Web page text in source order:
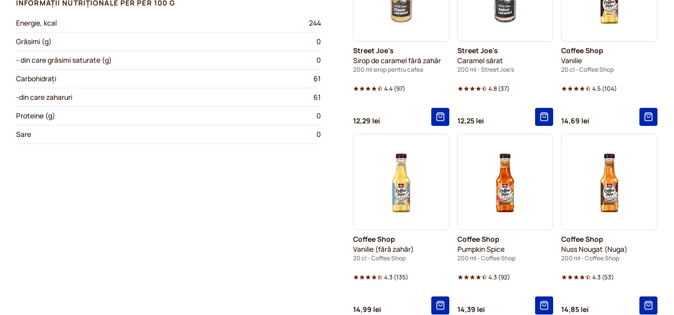
Street Joe's
Sirop de caramel fără zahăr
200 ml sirop pentru cafea
4.4(97)
12,29 lei
Street Joe's
Caramel sărat
200 ml - Street Joe's
4.8(37)
12,25 lei
Coffee Shop
Vanilie
20 cl - Coffee Shop
4.5(104)
14,69 lei
Coffee Shop
Vanilie (fără zahăr)
20 cl - Coffee Shop
4.3 (135)
14,99 lei
Coffee Shop
Pumpkin Spice
200 ml - Coffee Shop
4.3 (92)
14,39 lei
Coffee Shop
Nuss Nougat (Nuga)
200 ml - Coffee Shop
4.3 (53)
14,85 lei
INFORMAȚII NUTRIȚIONALE PER PER 100 G
Energie, kcal
244
Grăsimi (g)
0
- din care grăsimi saturate (g)
0
Carbohidrați
61
-din care zaharuri
61
Proteine (g)
0
Sare
0